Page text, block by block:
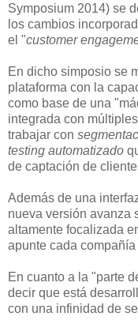
Symposium 2014) se
los cambios
el "customer
En dicho simposio se
plataforma con la
como base de una
integrada con
trabajar con
testing automatizado
de captación de
Además de una
nueva versión avanza
altamente focalizada
apunte cada
En cuanto a la "parte
decir que está
con una infinidad de